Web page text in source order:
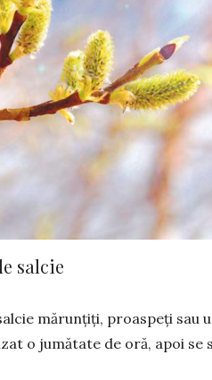
salcie
mărunțiți, proaspeți sau
o ju­mătate de oră, apoi se